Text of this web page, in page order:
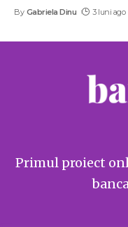
By Gabriela Dinu 3 luni ago
Primul proiect